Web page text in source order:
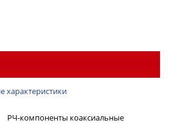
характеристики
РЧ-компоненты коаксиальные